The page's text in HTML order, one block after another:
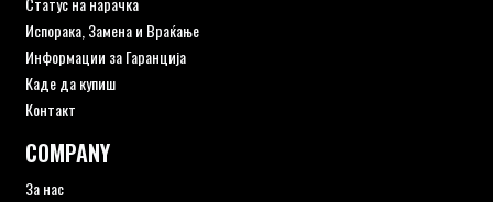
Испорака, Замена и Враќање
Информации за Гаранција
Каде да купиш
Контакт
COMPANY
За нас